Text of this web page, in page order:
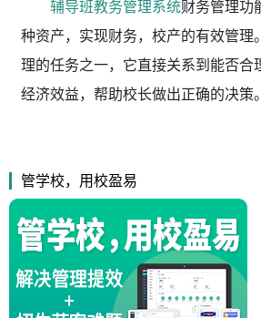
辅导班教务管理系统财务管理功
种资产，实现财务，校产的有效管理
理的任务之一，它直接关系到能否合
经济效益，帮助校长做出正确的决策。
管学校，用校盈易